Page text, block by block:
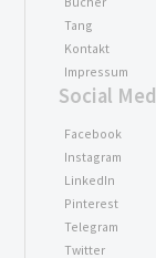
Tang
Kontakt
Impressum
Social
Facebook
Instagram
LinkedIn
Pinterest
Telegram
Twitter